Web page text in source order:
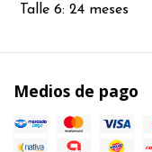
Talle 6: 24 meses
Medios de pago